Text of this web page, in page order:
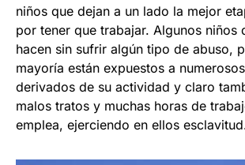
niños que dejan a un lado la mejor
por tener que trabajar. Algunos niños
hacen sin sufrir algún tipo de abuso,
mayoría están expuestos a
derivados de su actividad y claro
malos tratos y muchas horas de
emplea, ejerciendo en ellos